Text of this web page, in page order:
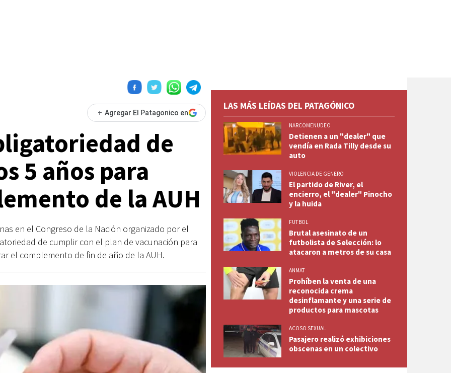
+ Agregar El Patagonico en
de
5 años para
de la AUH
en el Congreso de la Nación organizado por el
de cumplir con el plan de vacunación para
el complemento de fin de año de la AUH.
LAS MÁS LEÍDAS DEL PATAGÓNICO
NARCOMENUDEO
Detienen a un "dealer" que
vendía en Rada Tilly desde su
auto
VIOLENCIA DE GENERO
El partido de River, el
encierro, el "dealer" Pinocho
y la huida
FUTBOL
Brutal asesinato de un
futbolista de Selección: lo
atacaron a metros de su casa
ANMAT
Prohíben la venta de una
reconocida crema
desinflamante y una serie de
productos para mascotas
ACOSO SEXUAL
Pasajero realizó exhibiciones
obscenas en un colectivo